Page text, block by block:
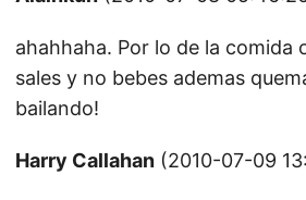
ahahhaha. Por lo de la comida
sales y no bebes ademas
bailando!
Harry Callahan (2010-07-09